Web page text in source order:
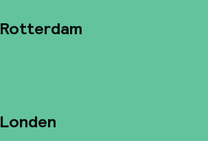
Rotterdam
Londen